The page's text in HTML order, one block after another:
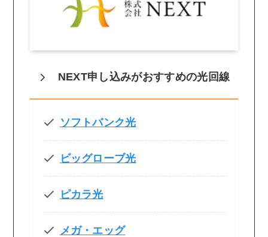
NEXT申し込みがおすすめの光回線
ソフトバンク光
ビッグローブ光
ピカラ光
メガ・エッグ